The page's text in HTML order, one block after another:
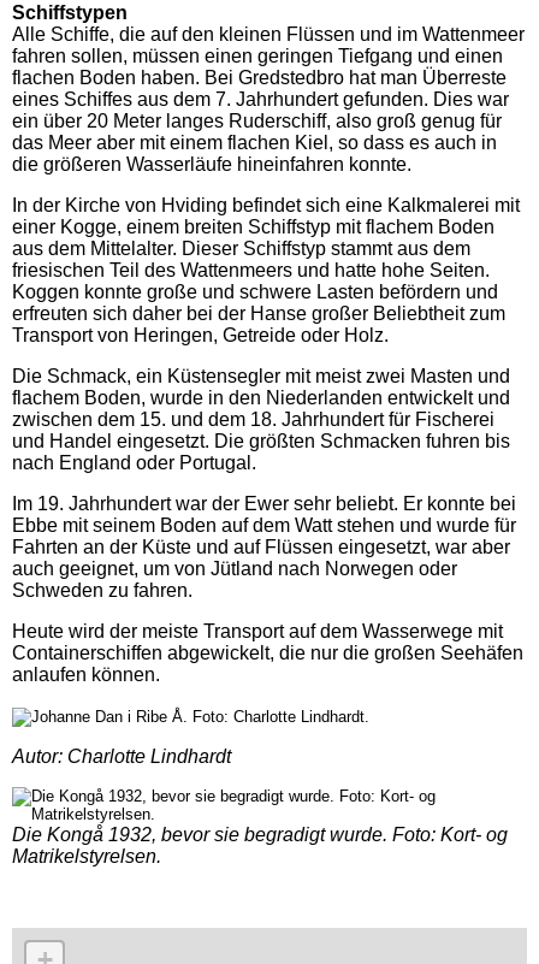
Schiffstypen
Alle Schiffe, die auf den kleinen Flüssen und im Wattenmeer
fahren sollen, müssen einen geringen Tiefgang und einen
flachen Boden haben. Bei Gredstedbro hat man Überreste
eines Schiffes aus dem 7. Jahrhundert gefunden. Dies war
ein über 20 Meter langes Ruderschiff, also groß genug für
das Meer aber mit einem flachen Kiel, so dass es auch in
die größeren Wasserläufe hineinfahren konnte.
In der Kirche von Hviding befindet sich eine Kalkmalerei mit
einer Kogge, einem breiten Schiffstyp mit flachem Boden
aus dem Mittelalter. Dieser Schiffstyp stammt aus dem
friesischen Teil des Wattenmeers und hatte hohe Seiten.
Koggen konnte große und schwere Lasten befördern und
erfreuten sich daher bei der Hanse großer Beliebtheit zum
Transport von Heringen, Getreide oder Holz.
Die Schmack, ein Küstensegler mit meist zwei Masten und
flachem Boden, wurde in den Niederlanden entwickelt und
zwischen dem 15. und dem 18. Jahrhundert für Fischerei
und Handel eingesetzt. Die größten Schmacken fuhren bis
nach England oder Portugal.
Im 19. Jahrhundert war der Ewer sehr beliebt. Er konnte bei
Ebbe mit seinem Boden auf dem Watt stehen und wurde für
Fahrten an der Küste und auf Flüssen eingesetzt, war aber
auch geeignet, um von Jütland nach Norwegen oder
Schweden zu fahren.
Heute wird der meiste Transport auf dem Wasserwege mit
Containerschiffen abgewickelt, die nur die großen Seehäfen
anlaufen können.
Autor: Charlotte Lindhardt
Die Kongå 1932, bevor sie begradigt wurde. Foto: Kort- og
Matrikelstyrelsen.